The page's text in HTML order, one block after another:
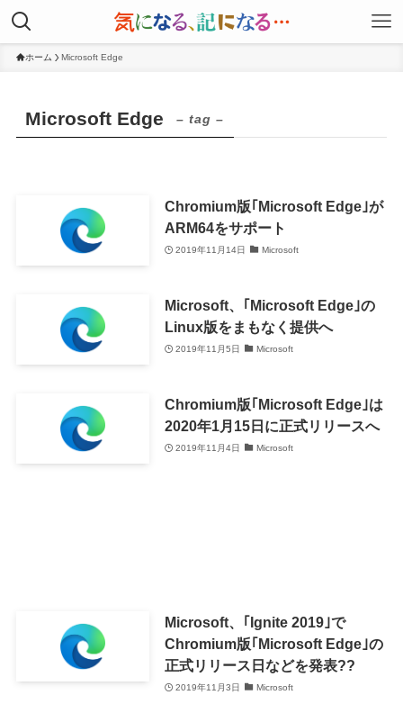
ホーム Microsoft Edge
Microsoft Edge – tag –
Chromium版｢Microsoft Edge｣が
ARM64をサポート
2019年11月14日 Microsoft
Microsoft、｢Microsoft Edge｣の
Linux版をまもなく提供へ
2019年11月5日 Microsoft
Chromium版｢Microsoft Edge｣は
2020年1月15日に正式リリースへ
2019年11月4日 Microsoft
Microsoft、｢Ignite 2019｣で
Chromium版｢Microsoft Edge｣の
正式リリース日などを発表??
2019年11月3日 Microsoft